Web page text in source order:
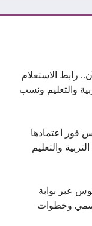
رسميًا الآن.. رابط الاستعلام
والتعليم ونسب
2026 برقم الجلوس فور اعتمادها
والتعليم
2026 برقم الجلوس عبر بوابة
وخطوات